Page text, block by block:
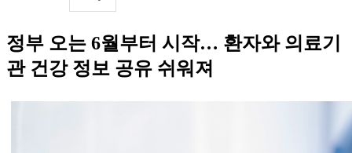
정부 오는 6월부터 시작… 환자와 의료기
관 건강 정보 공유 쉬워져